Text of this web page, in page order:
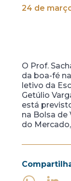
24 de
O Prof.
da boa-fé
letivo da
Getúlio
está
na Bolsa de
do